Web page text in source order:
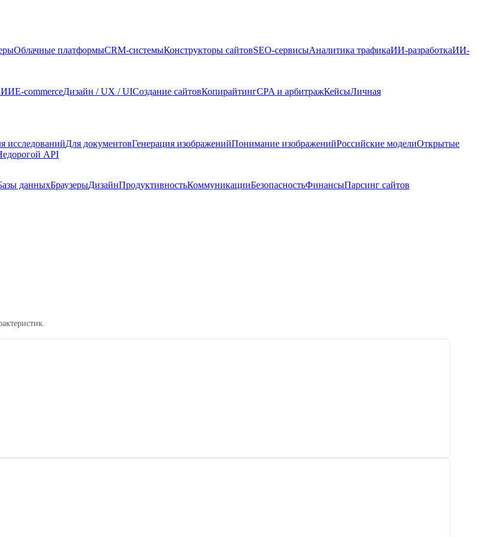
Облачные платформыCRM-системыКонструкторы сайтовSEO-сервисыАналитика трафикаИИ-разработкаИИ-
ИИE-commerceДизайн / UX / UIСоздание сайтовКопирайтингCPA и арбитражКейсыЛичная
исследованийДля документовГенерация изображенийПонимание изображенийРоссийские моделиОткрытые
API
данныхБраузерыДизайнПродуктивностьКоммуникацииБезопасностьФинансыПарсинг сайтов